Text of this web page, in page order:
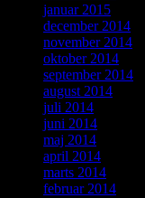
januar 2015
december 2014
november 2014
oktober 2014
september 2014
august 2014
juli 2014
juni 2014
maj 2014
april 2014
marts 2014
februar 2014